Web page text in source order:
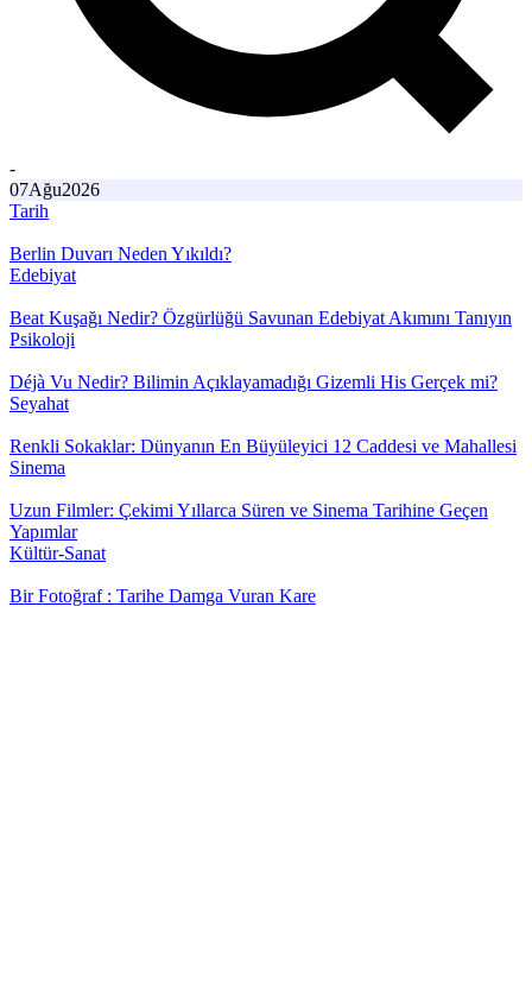
-
07Ağu2026
Tarih
Berlin Duvarı Neden Yıkıldı?
Edebiyat
Beat Kuşağı Nedir? Özgürlüğü Savunan Edebiyat Akımını Tanıyın
Psikoloji
Déjà Vu Nedir? Bilimin Açıklayamadığı Gizemli His Gerçek mi?
Seyahat
Renkli Sokaklar: Dünyanın En Büyüleyici 12 Caddesi ve Mahallesi
Sinema
Uzun Filmler: Çekimi Yıllarca Süren ve Sinema Tarihine Geçen
Yapımlar
Kültür-Sanat
Bir Fotoğraf : Tarihe Damga Vuran Kare